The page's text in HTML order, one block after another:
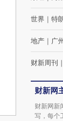
世界 ｜ 特
地产 ｜ 广
财新周刊 ｜
财新网
财新网新
写，每个